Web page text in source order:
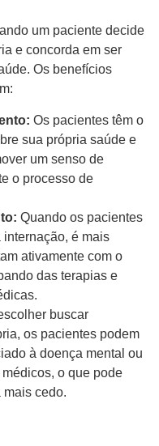
um paciente decide
e concorda em ser
Os benefícios
Os pacientes têm o
sua própria saúde e
um senso de
o processo de
Quando os pacientes
é mais
ativamente com o
das terapias e
buscar
os pacientes podem
à doença mental ou
o que pode
cedo.